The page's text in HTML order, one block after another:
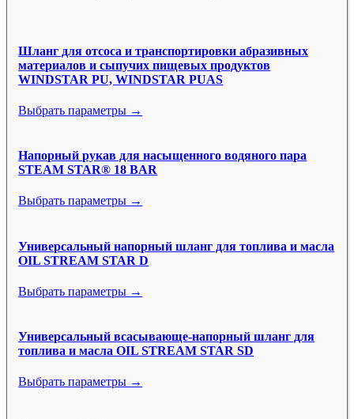
Шланг для отсоса и транспортировки абразивных
материалов и сыпучих пищевых продуктов
WINDSTAR PU, WINDSTAR PUAS
Выбрать параметры →
Напорный рукав для насыщенного водяного пара
STEAM STAR® 18 BAR
Выбрать параметры →
Универсальный напорный шланг для топлива и масла
OIL STREAM STAR D
Выбрать параметры →
Универсальный всасывающе-напорный шланг для
топлива и масла OIL STREAM STAR SD
Выбрать параметры →